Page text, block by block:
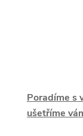
Poradíme s
ušetříme